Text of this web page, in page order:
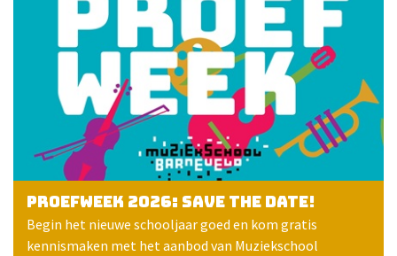
Proefweek 2026: save the date!
Begin het nieuwe schooljaar goed en kom gratis
kennismaken met het aanbod van Muziekschool